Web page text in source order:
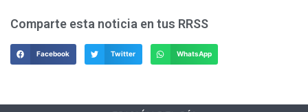
Comparte esta noticia en tus RRSS
Facebook Twitter WhatsApp